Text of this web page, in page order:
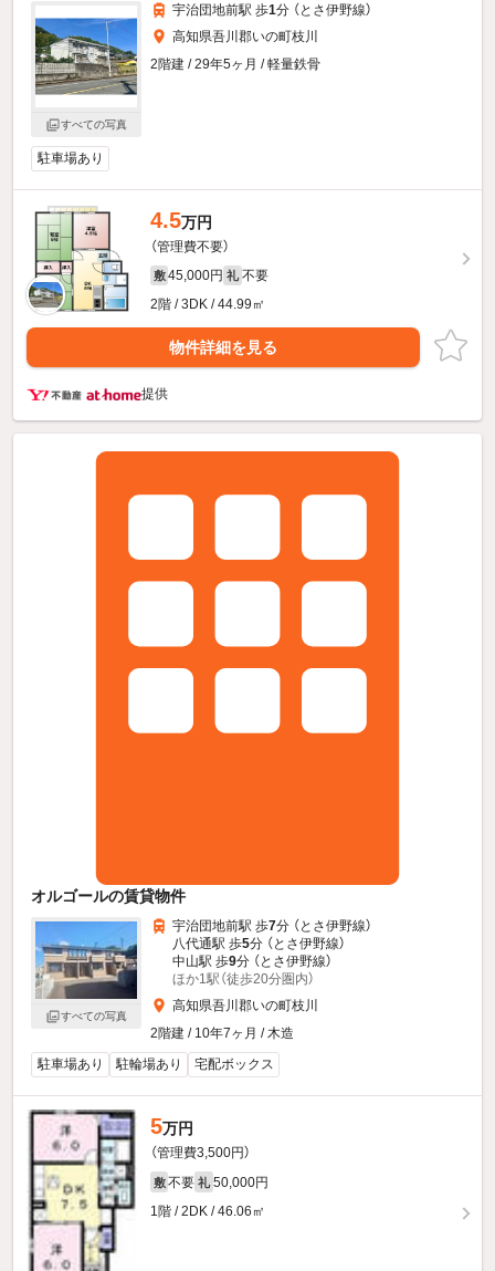
すべての写真
宇治団地前駅 歩1分 （とさ伊野線）
高知県吾川郡いの町枝川
2階建 / 29年5ヶ月 / 軽量鉄骨
駐車場あり
4.5万円
（管理費不要）
敷 45,000円 礼 不要
2階 / 3DK / 44.99㎡
物件詳細を見る
提供
オルゴールの賃貸物件
すべての写真
宇治団地前駅 歩7分 （とさ伊野線）
八代通駅 歩5分 （とさ伊野線）
中山駅 歩9分 （とさ伊野線）
ほか1駅（徒歩20分圏内）
高知県吾川郡いの町枝川
2階建 / 10年7ヶ月 / 木造
駐車場あり
駐輪場あり 宅配ボックス
5万円
（管理費3,500円）
敷 不要 礼 50,000円
1階 / 2DK / 46.06㎡